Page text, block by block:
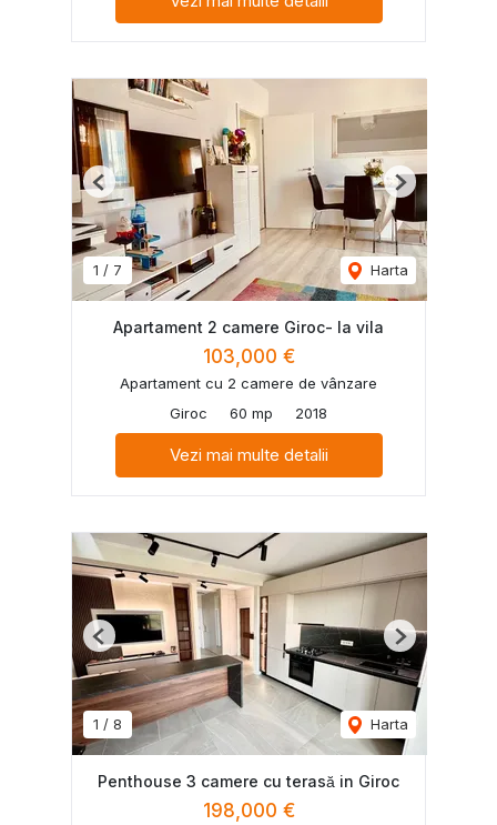
1 / 7 Harta
Previous Next
Apartament 2 camere Giroc- la vila
103,000 €
Apartament cu 2 camere de vânzare
Giroc
60 mp 2018
Vezi mai multe detalii
1 / 8 Harta
Previous Next
Penthouse 3 camere cu terasă in Giroc
198,000 €